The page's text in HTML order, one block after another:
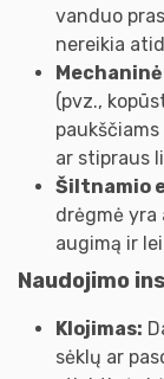
vanduo
nereikia
(pvz.,
ar stipraus
Šiltnamio
drėgmė yra
augimą ir
Naudojimo
Klojimas:
sėklų ar